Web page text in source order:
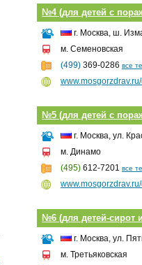
№4 (для детей с
г. Москва, ш.
м. Семеновская
(499) 369-0286 все
№5 (для детей с
г. Москва, ул.
м. Динамо
(495) 612-7201 все
№6 (для детей-сирот
г. Москва, ул.
м. Третьяковская